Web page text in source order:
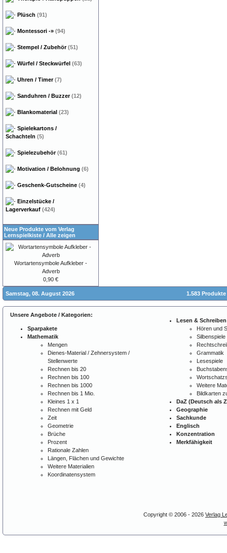
Plüsch (91)
Montessori -» (94)
Stempel / Zubehör(51)
Würfel / Steckwürfel (63)
Uhren / Timer(7)
Sanduhren / Buzzer(12)
Blankomaterial (23)
Spielekartons /
Schachteln (5)
Spielezubehör(61)
Motivation / Belohnung (6)
Geschenk-Gutscheine (4)
Einzelstücke /
Lagerverkauf (424)
Neue Produkte vom Verlag
Lernspielkiste / Alle zeigen
Wortartensymbole Aufkleber -
Adverb
0,90 €
Samstag, 08. August 2026 1.583
Unsere Angebote / Kategorien:
Sparpakete
Mathematik
Mengen
Dienes-Material / Zehnersystem /
Stellenwerte
Rechnen bis 20
Rechnen bis 100
Rechnen bis 1000
Rechnen bis 1 Mio.
Kleines 1 x 1
Rechnen mit Geld
Zeit
Geometrie
Brüche
Prozent
Rationale Zahlen
Längen, Flächen und Gewichte
Weitere Materialien
Koordinatensystem
Lesen & Schreiben
Hören und
Silbenspiele
Grammatik
Lesespiele
Weitere
Bildkarten
DaZ (Deutsch als
Geographie
Sachkunde
Englisch
Konzentration
Merkfähigkeit
Copyright © 2006 - 2026 Verlag